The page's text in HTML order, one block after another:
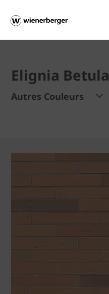
Elignia Betula
Autres Couleurs